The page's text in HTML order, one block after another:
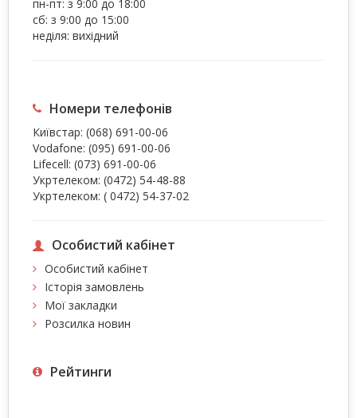
пн-пт: з 9:00 до 18:00
сб: з 9:00 до 15:00
неділя: вихідний
Номери телефонів
Київстар: (068) 691-00-06
Vodafone: (095) 691-00-06
Lifecell: (073) 691-00-06
Укртелеком: (0472) 54-48-88
Укртелеком: ( 0472) 54-37-02
Особистий кабінет
Особистий кабінет
Історія замовлень
Мої закладки
Розсилка новин
Рейтинги